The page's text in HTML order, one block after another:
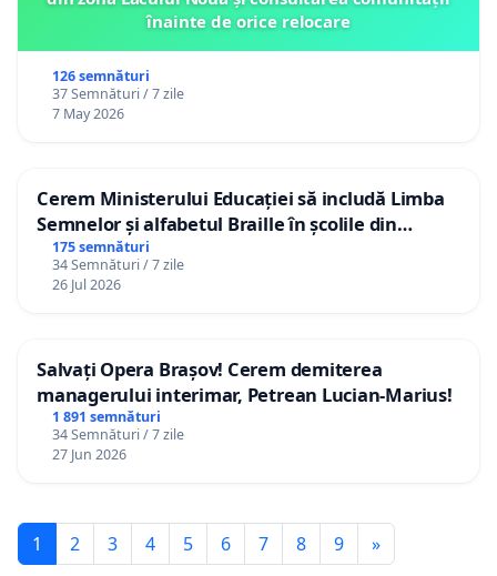
înainte de orice relocare
126 semnături
37 Semnături / 7 zile
7 May 2026
Cerem Ministerului Educației să includă Limba
Semnelor și alfabetul Braille în școlile din
Republica Moldova!
175 semnături
34 Semnături / 7 zile
26 Jul 2026
Salvați Opera Brașov! Cerem demiterea
managerului interimar, Petrean Lucian-Marius!
1 891 semnături
34 Semnături / 7 zile
27 Jun 2026
1 2 3 4 5 6 7 8 9 »